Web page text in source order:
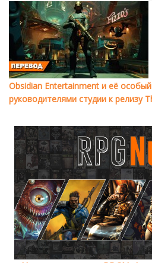
Obsidian Entertainment и её
руководителями студии к релизу